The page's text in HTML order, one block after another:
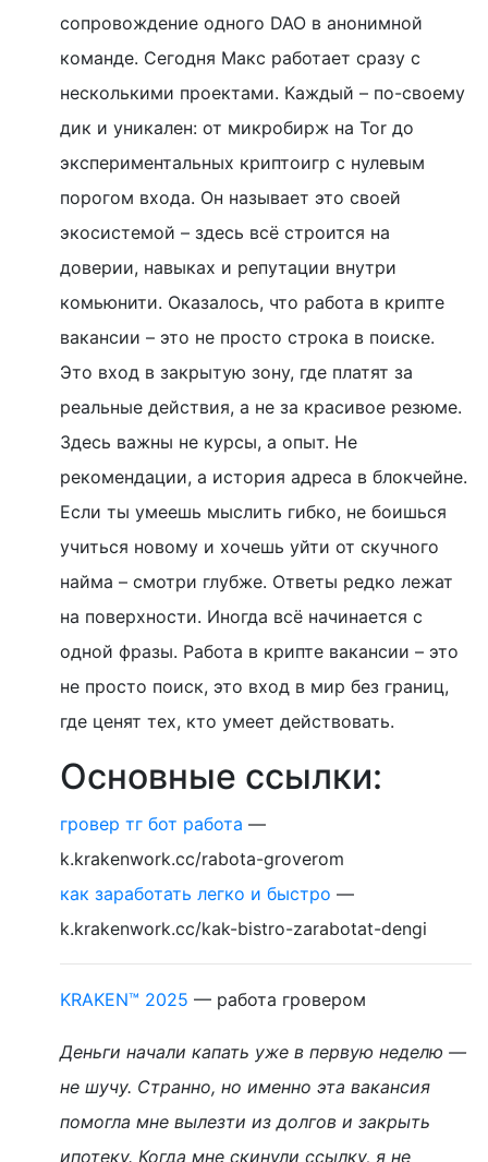
сопровождение одного DAO в анонимной
команде. Сегодня Макс работает сразу с
несколькими проектами. Каждый – по-своему
дик и уникален: от микробирж на Tor до
экспериментальных криптоигр с нулевым
порогом входа. Он называет это своей
экосистемой – здесь всё строится на
доверии, навыках и репутации внутри
комьюнити. Оказалось, что работа в крипте
вакансии – это не просто строка в поиске.
Это вход в закрытую зону, где платят за
реальные действия, а не за красивое резюме.
Здесь важны не курсы, а опыт. Не
рекомендации, а история адреса в блокчейне.
Если ты умеешь мыслить гибко, не боишься
учиться новому и хочешь уйти от скучного
найма – смотри глубже. Ответы редко лежат
на поверхности. Иногда всё начинается с
одной фразы. Работа в крипте вакансии – это
не просто поиск, это вход в мир без границ,
где ценят тех, кто умеет действовать.
Основные ссылки:
гровер тг бот работа —
k.krakenwork.cc/rabota-groverom
как заработать легко и быстро —
k.krakenwork.cc/kak-bistro-zarabotat-dengi
KRAKEN™ 2025 — работа гровером
Деньги начали капать уже в первую неделю —
не шучу. Странно, но именно эта вакансия
помогла мне вылезти из долгов и закрыть
ипотеку. Когда мне скинули ссылку, я не